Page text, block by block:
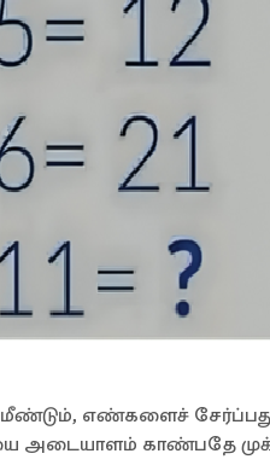
?” மீண்டும், எண்களைச்
அடையாளம் காண்பதே